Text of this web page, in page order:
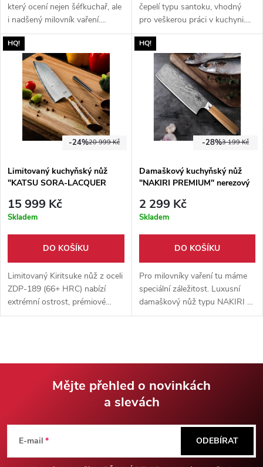
který ocení nejen šéfkuchař, ale
i nadšený milovník vaření.
Prémiová japonská damašková
ocel VG10 67x překládaná.
Rukojeť z vysokotlakého
laminátu G10, který vydrží vše.
Jediný nůž, který v kuchyni
potřebujete.
čepelí typu santoku, vhodný
pro veškerou práci v kuchyni.
Japonská nerezová ocel VG10,
67 vrstev. Rukojeť G10. Luxusní
dárkové balení.
HQ!
20 999 Kč
-24%
Limitovaný kuchyňský nůž
"KATSU SORA-LACQUER
15 999 Kč
Skladem
DO KOŠÍKU
Limitovaný Kiritsuke nůž z oceli
ZDP-189 (66+ HRC) nabízí
extrémní ostrost, prémiové
zpracování a sběratelskou
umělecké dílo.
HQ!
3 199 Kč
-28%
Damaškový kuchyňský nůž
"NAKIRI PREMIUM" nerezový
2 299 Kč
Skladem
DO KOŠÍKU
Pro milovníky vaření tu máme
speciální záležitost. Luxusní
damaškový nůž typu NAKIRI s
čepelí z vysoce kvalitní oceli
Mějte přehled o novinkách
a slevách
E-mail ODEBÍRAT